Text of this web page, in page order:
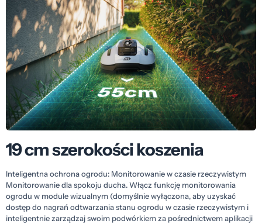
19 cm szerokości koszenia
Inteligentna ochrona ogrodu: Monitorowanie w czasie rzeczywistym
Monitorowanie dla spokoju ducha. Włącz funkcję monitorowania
ogrodu w module wizualnym (domyślnie wyłączona, aby uzyskać
dostęp do nagrań odtwarzania stanu ogrodu w czasie rzeczywistym i
inteligentnie zarządzaj swoim podwórkiem za pośrednictwem aplikacji